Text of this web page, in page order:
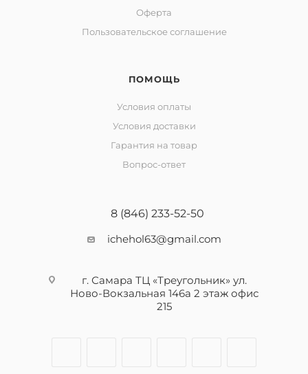
Оферта
Пользовательское соглашение
ПОМОЩЬ
Условия оплаты
Условия доставки
Гарантия на товар
Вопрос-ответ
8 (846) 233-52-50
ichehol63@gmail.com
г. Самара ТЦ «Треугольник» ул.
Ново-Вокзальная 146а 2 этаж офис
215